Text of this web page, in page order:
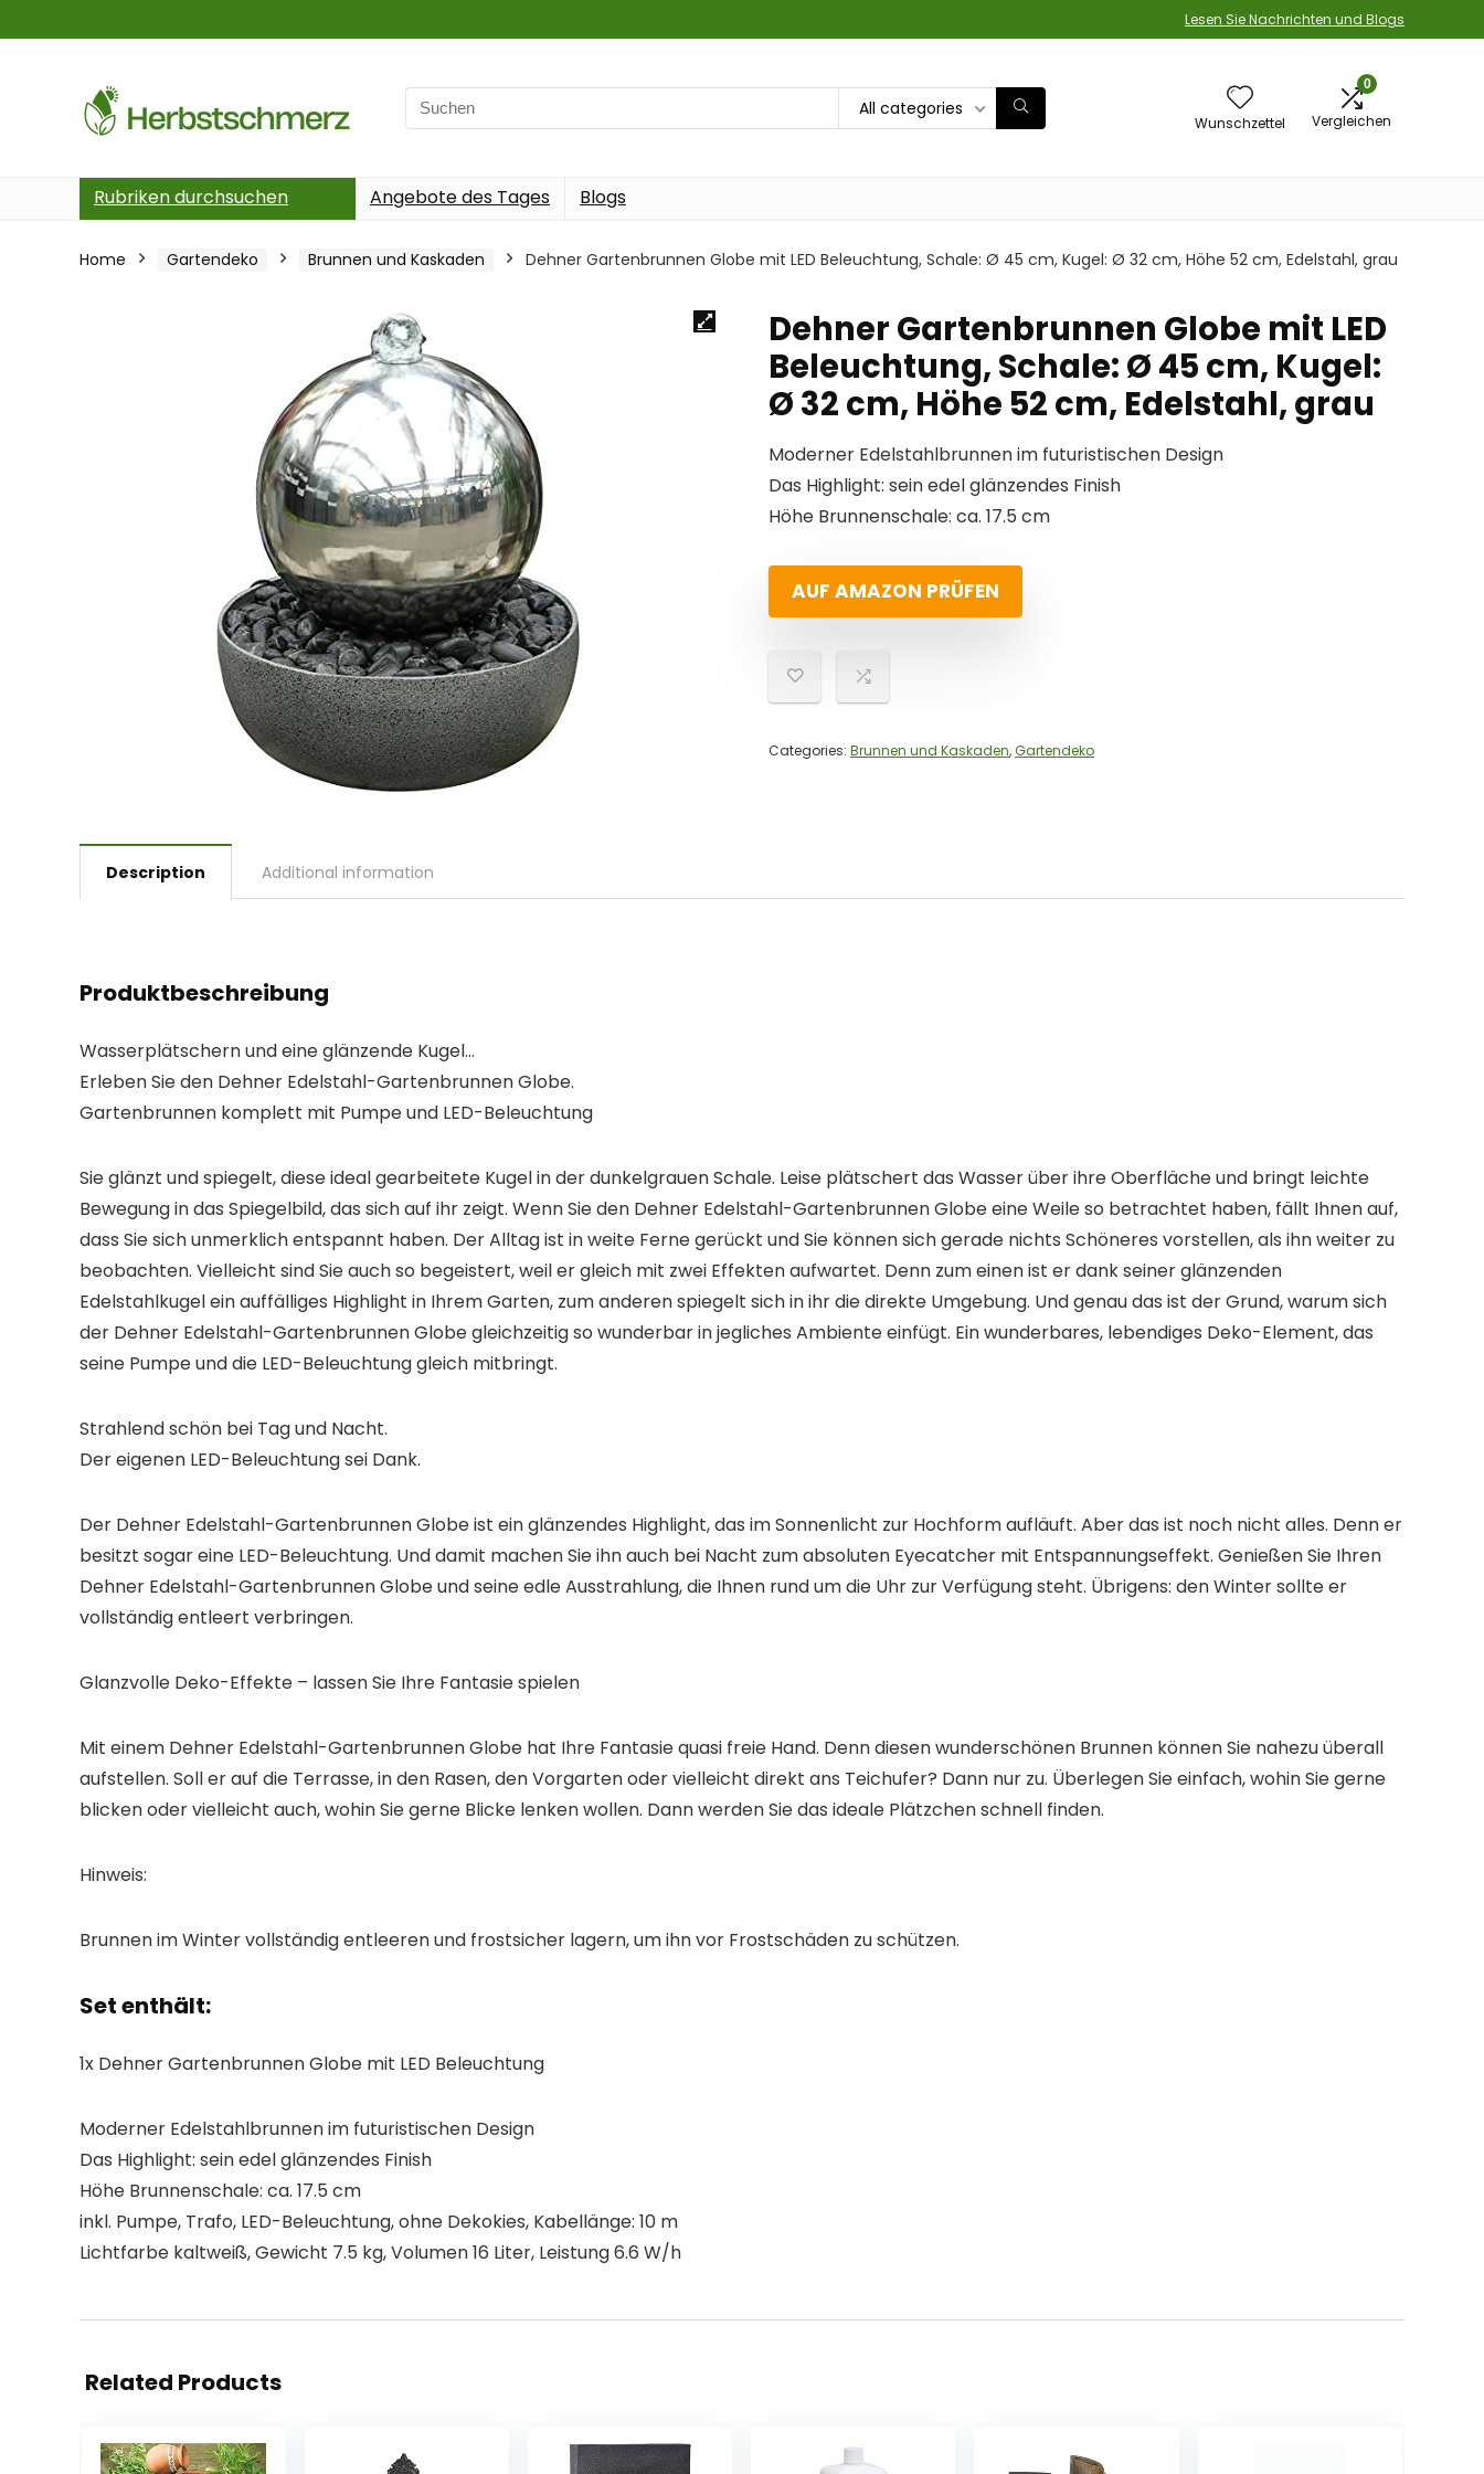
Lesen Sie Nachrichten und Blogs
Search
for:
All categories
Wunschzettel
0
Vergleichen
Rubriken durchsuchen Angebote des Tages Blogs
Home Gartendeko Brunnen und Kaskaden Dehner Gartenbrunnen Globe mit LED Beleuchtung, Schale: Ø 45 cm, Kugel: Ø 32 cm, Höhe 52 cm, Edelstahl, grau
Dehner Gartenbrunnen Globe mit LED
Beleuchtung, Schale: Ø 45 cm, Kugel:
Ø 32 cm, Höhe 52 cm, Edelstahl, grau
Moderner Edelstahlbrunnen im futuristischen Design
Das Highlight: sein edel glänzendes Finish
Höhe Brunnenschale: ca. 17.5 cm
AUF AMAZON PRÜFEN
Categories: Brunnen und Kaskaden,Gartendeko
Description Additional information
Produktbeschreibung
Wasserplätschern und eine glänzende Kugel…
Erleben Sie den Dehner Edelstahl-Gartenbrunnen Globe.
Gartenbrunnen komplett mit Pumpe und LED-Beleuchtung
Sie glänzt und spiegelt, diese ideal gearbeitete Kugel in der dunkelgrauen Schale. Leise plätschert das Wasser über ihre Oberfläche und bringt leichte
Bewegung in das Spiegelbild, das sich auf ihr zeigt. Wenn Sie den Dehner Edelstahl-Gartenbrunnen Globe eine Weile so betrachtet haben, fällt Ihnen auf,
dass Sie sichunmerklich entspannt haben. Der Alltag ist in weite Ferne gerückt und Sie können sich gerade nichts Schöneres vorstellen, als ihn weiter zu
beobachten. Vielleicht sind Sie auch so begeistert, weil er gleich mit zwei Effekten aufwartet. Denn zum einen ist er dank seinerglänzenden
Edelstahlkugel ein auffälliges Highlight in Ihrem Garten, zum anderenspiegelt sich in ihr die direkte Umgebung. Und genau das ist der Grund, warum sich
der Dehner Edelstahl-Gartenbrunnen Globe gleichzeitig so wunderbar in jegliches Ambiente einfügt. Ein wunderbares, lebendiges Deko-Element, das
seine Pumpe und die LED-Beleuchtunggleich mitbringt.
Strahlend schön bei Tag und Nacht.
Der eigenen LED-Beleuchtung sei Dank.
Der Dehner Edelstahl-Gartenbrunnen Globe ist ein glänzendes Highlight, das im Sonnenlicht zur Hochform aufläuft. Aber das ist noch nicht alles. Denn er
besitzt sogar eine LED-Beleuchtung. Und damit machen Sie ihnauch bei Nacht zum absoluten Eyecatcher mit Entspannungseffekt. Genießen Sie Ihren
Dehner Edelstahl-Gartenbrunnen Globe und seine edle Ausstrahlung, die Ihnen rund um die Uhr zur Verfügung steht. Übrigens: den Winter sollte er
vollständig entleert verbringen.
Glanzvolle Deko-Effekte – lassen Sie Ihre Fantasie spielen
Mit einem Dehner Edelstahl-Gartenbrunnen Globe hat Ihre Fantasie quasi freie Hand. Denn diesen wunderschönen Brunnen können Sie nahezu überall
aufstellen. Soll erauf die Terrasse, in den Rasen, den Vorgartenoder vielleicht direkt ans Teichufer? Dann nur zu. Überlegen Sie einfach,wohin Sie gerne
blickenoder vielleicht auch,wohin Sie gerne Blicke lenken wollen. Dann werden Sie das ideale Plätzchen schnell finden.
Hinweis:
Brunnen im Winter vollständig entleeren und frostsicher lagern, um ihn vor Frostschäden zu schützen.
Set enthält:
1x Dehner Gartenbrunnen Globe mit LED Beleuchtung
Moderner Edelstahlbrunnen im futuristischen Design
Das Highlight: sein edel glänzendes Finish
Höhe Brunnenschale: ca. 17.5 cm
inkl. Pumpe, Trafo, LED-Beleuchtung, ohne Dekokies, Kabellänge: 10 m
Lichtfarbe kaltweiß, Gewicht 7.5 kg, Volumen 16 Liter, Leistung 6.6 W/h
Related Products